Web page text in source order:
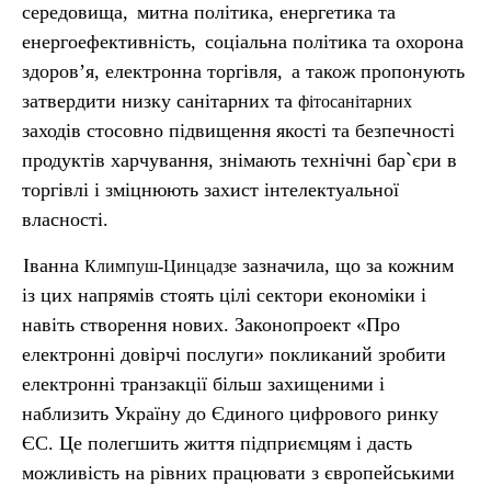
середовища, митна політика, енергетика та
енергоефективність, соціальна політика та охорона
здоров’я, електронна торгівля, а також пропонують
затвердити низку санітарних та фітосанітарних
заходів стосовно підвищення якості та безпечності
продуктів харчування, знімають технічні бар`єри в
торгівлі і зміцнюють захист інтелектуальної
власності.
Іванна Климпуш-Цинцадзе зазначила, що за кожним
із цих напрямів стоять цілі сектори економіки і
навіть створення нових. Законопроект «Про
електронні довірчі послуги» покликаний зробити
електронні транзакції більш захищеними і
наблизить Україну до Єдиного цифрового ринку
ЄС. Це полегшить життя підприємцям і дасть
можливість на рівних працювати з європейськими